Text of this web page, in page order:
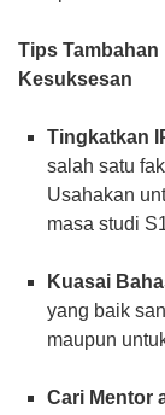
Tips
Kesuksesan
Tingkatkan
salah satu
Usahakan
masa studi
Kuasai
yang baik
maupun
Cari Mentor